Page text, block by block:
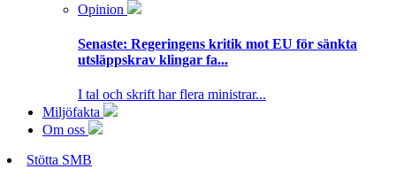
Opinion
Senaste: Regeringens kritik mot EU för sänkta
utsläppskrav klingar fa...
I tal och skrift har flera ministrar...
Miljöfakta
Om oss
Stötta SMB